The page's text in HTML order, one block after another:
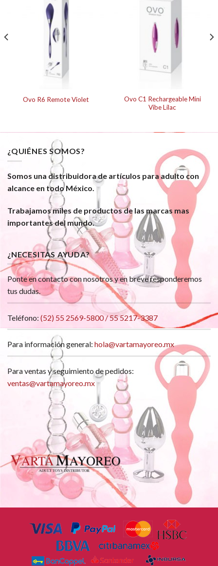
Ovo R6 Remote Violet
Ovo C1 Rechargeable Mini
Vibe Lilac
¿QUIÉNES SOMOS?
Somos una distribuidora de artículos para adulto con
alcance en todo México.
Trabajamos miles de productos de las marcas mas
importantes del mundo.
¿NECESITAS AYUDA?
Ponte en contacto con nosotros y en breve responderemos
tus dudas.
Teléfono: (52) 55 2569-5800 / 55 5217-3387
Para información general: hola@vartamayoreo.mx
Para ventas y seguimiento de pedidos:
ventas@vartamayoreo.mx